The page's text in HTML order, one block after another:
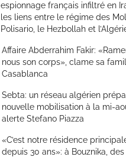
espionnage français infiltré en
les liens entre le régime des
Polisario, le Hezbollah et
Affaire Abderrahim Fakir:
nous son corps», clame sa
Casablanca
Sebta: un réseau algérien
nouvelle mobilisation à la mi-
alerte Stefano Piazza
«C’est notre résidence
depuis 30 ans»: à Bouznika, des